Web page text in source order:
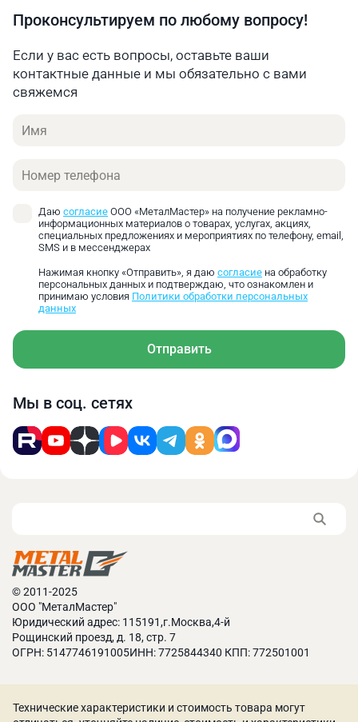
Проконсультируем по любому вопросу!
Если у вас есть вопросы, оставьте ваши
контактные данные и мы обязательно с вами
свяжемся
Имя
Телефон
Даю согласие ООО «МеталМастер» на получение рекламно-
информационных материалов о товарах, услугах, акциях,
специальных предложениях и мероприятиях по телефону, email,
SMS и в мессенджерах
Нажимая кнопку «Отправить», я даю согласие на обработку
персональных данных и подтверждаю, что ознакомлен и
принимаю условия Политики обработки персональных
данных
Отправить
Мы в соц. сетях
© 2011-2025
ООО "МеталМастер"
Юридический адрес: 115191,г.Москва,4-й
Рощинский проезд, д. 18, стр. 7
ОГРН: 5147746191005ИНН: 7725844340 КПП: 772501001
Технические характеристики и стоимость товара могут